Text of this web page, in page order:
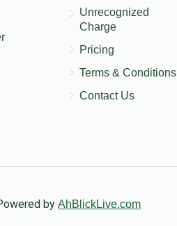
Unrecognized
Charge
Pricing
Terms & Conditions
Contact Us
by AhBlickLive.com